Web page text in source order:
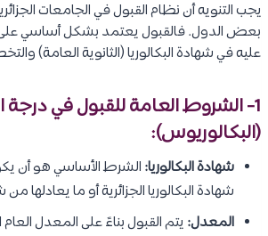
يجب التنويه أن نظام القبول في الجامعات
بعض الدول. فالقبول يعتمد بشكل أساسي
عليه في شهادة البكالوريا (الثانوية العامة)
1- الشروط العامة للقبول في
(البكالوريوس):
شهادة البكالوريا: الشرط الأساسي هو أن
شهادة البكالوريا الجزائرية أو ما يعادلها
المعدل: يتم القبول بناءً على المعدل